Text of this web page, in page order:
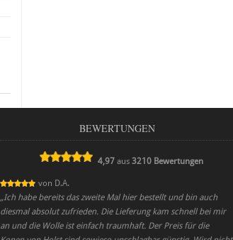
BEWERTUNGEN
4,97 aus3210 Bewertungen
von D.A.
„Ich habe bereits das zweite Mal hier bestellt und bin auch
diesmal absolut zufrieden. Die Lieferung kam schnell bei mir
an und die Wolle ist einfach traumhaft. Der Preis für die